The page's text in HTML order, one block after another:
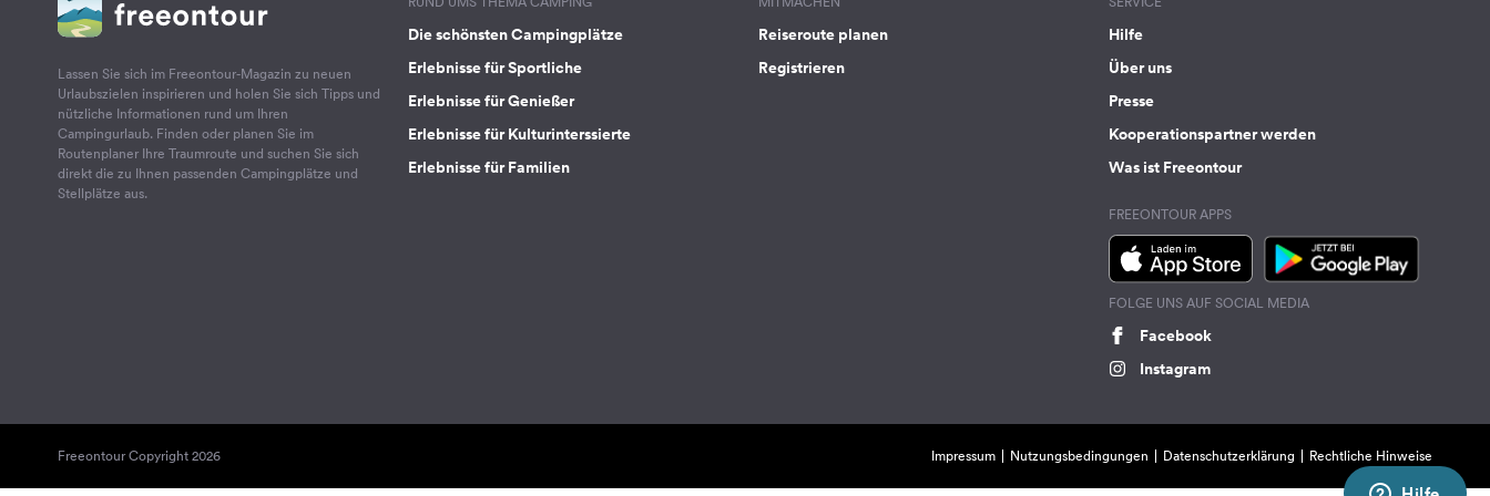
Lassen Sie sich im Freeontour-Magazin zu neuen
Urlaubszielen inspirieren und holen Sie sich Tipps und
nützliche Informationen rund um Ihren
Campingurlaub. Finden oder planen Sie im
Routenplaner Ihre Traumroute und suchen Sie sich
direkt die zu Ihnen passenden Campingplätze und
Stellplätze aus.
Die schönsten Campingplätze
Erlebnisse für Sportliche
Erlebnisse für Genießer
Erlebnisse für Kulturinterssierte
Erlebnisse für Familien
Reiseroute planen
Registrieren
Hilfe
Über uns
Presse
Kooperationspartner werden
Was ist Freeontour
FREEONTOUR APPS
FOLGE UNS AUF SOCIAL MEDIA
Facebook
Instagram
Freeontour Copyright 2026 Impressum Nutzungsbedingungen Datenschutzerklärung Rechtliche Hinweise